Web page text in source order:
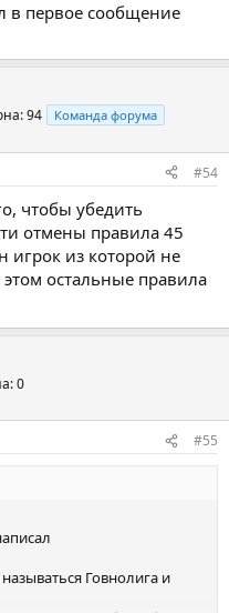
в первое сообщение
94 Команда форума
#54
чтобы убедить
отмены правила 45
игрок из которой не
остальные правила
0
#55
Говнолига и